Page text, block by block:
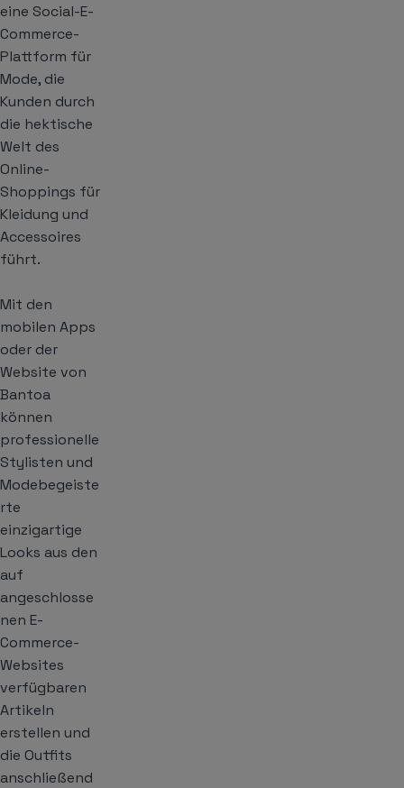
eine Social-E-
Commerce-
Plattform für
Mode, die
Kunden durch
die hektische
Welt des
Online-
Shoppings für
Kleidung und
Accessoires
führt.
Mit den
mobilen Apps
oder der
Website von
Bantoa
können
professionelle
Stylisten und
Modebegeiste
rte
einzigartige
Looks aus den
auf
angeschlosse
nen E-
Commerce-
Websites
verfügbaren
Artikeln
erstellen und
die Outfits
anschließend